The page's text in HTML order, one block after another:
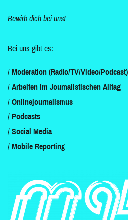
Bewirb dich bei uns!
Bei uns gibt es:
Moderation (Radio/TV/Video/Podcast)
Arbeiten im Journalistischen Alltag
Onlinejournalismus
Podcasts
Social Media
Mobile Reporting